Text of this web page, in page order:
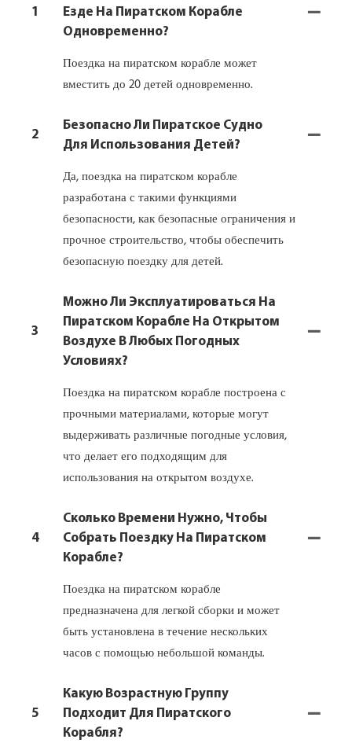
1
Езде На Пиратском Корабле
Одновременно?
Поездка на пиратском корабле может
вместить до 20 детей одновременно.
2
Безопасно Ли Пиратское Судно
Для Использования Детей?
Да, поездка на пиратском корабле
разработана с такими функциями
безопасности, как безопасные ограничения и
прочное строительство, чтобы обеспечить
безопасную поездку для детей.
3
Можно Ли Эксплуатироваться На
Пиратском Корабле На Открытом
Воздухе В Любых Погодных
Условиях?
Поездка на пиратском корабле построена с
прочными материалами, которые могут
выдерживать различные погодные условия,
что делает его подходящим для
использования на открытом воздухе.
4
Сколько Времени Нужно, Чтобы
Собрать Поездку На Пиратском
Корабле?
Поездка на пиратском корабле
предназначена для легкой сборки и может
быть установлена ​​в течение нескольких
часов с помощью небольшой команды.
5
Какую Возрастную Группу
Подходит Для Пиратского
Корабля?